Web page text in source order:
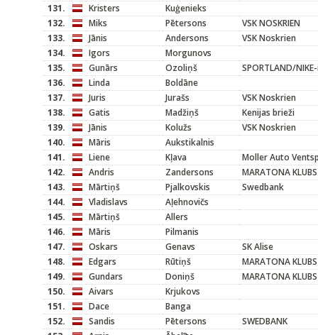
131.
Kristers
Kuģenieks
132.
Miks Pētersons
VSK NOSKRIEN
133.
Jānis Andersons
VSK Noskrien
134.
Igors
Morgunovs
135.
Gunārs Ozoliņš
SPORTLAND/
136.
Linda
Boldāne
137.
Juris Jurašs
VSK Noskrien
138.
Gatis Madžiņš
Kenijas brieži
139.
Jānis Kolužs
VSK Noskrien
140.
Māris
Aukstikalnis
141.
Liene Kļava
Moller Auto
142.
Andris Zandersons
MARATONA KLUBS
143.
Mārtiņš Pjalkovskis
Swedbank
144.
Vladislavs
Aļehnovičs
145.
Mārtiņš
Allers
146.
Māris
Pilmanis
147.
Oskars Genavs
SK Alise
148.
Edgars Rūtiņš
MARATONA KLUBS
149.
Gundars Doniņš
MARATONA KLUBS
150.
Aivars
Krjukovs
151.
Dace
Banga
152.
Sandis Pētersons
SWEDBANK